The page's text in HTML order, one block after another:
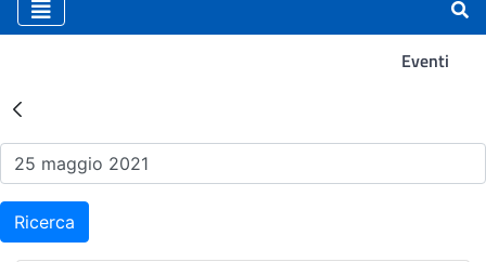
Eventi
Risultati della Ricerca -
Ricerca